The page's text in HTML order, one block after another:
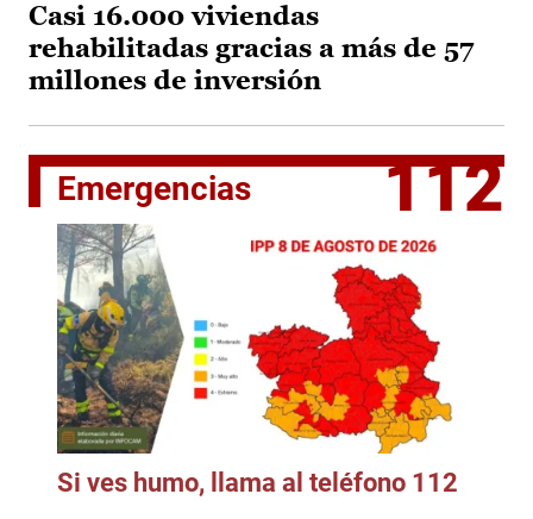
Casi 16.000 viviendas
rehabilitadas gracias a más de 57
millones de inversión
Emergencias 112
Si ves humo, llama al teléfono 112